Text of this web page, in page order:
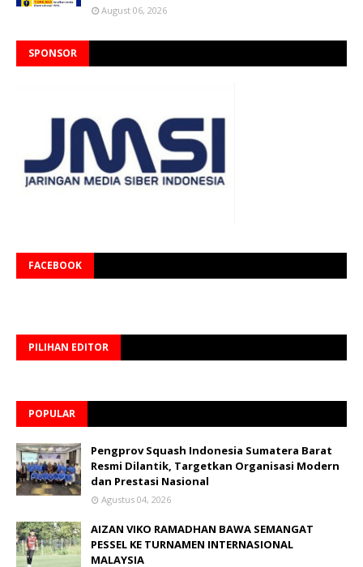
August 06, 2026
SPONSOR
FACEBOOK
PILIHAN EDITOR
POPULAR
Pengprov Squash Indonesia Sumatera Barat
Resmi Dilantik, Targetkan Organisasi Modern
dan Prestasi Nasional
Agustus 04, 2026
AIZAN VIKO RAMADHAN BAWA SEMANGAT
PESSEL KE TURNAMEN INTERNASIONAL
MALAYSIA